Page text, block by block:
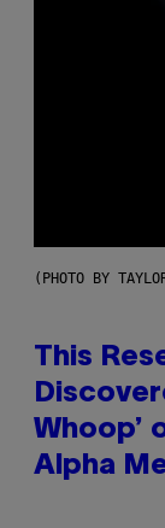
(PHOTO BY
This
Whoop’
Alpha